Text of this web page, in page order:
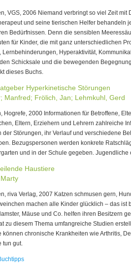
VGS, 2006 Niemand verbringt so viel Zeit
und seine tierischen Helfer behandeln
Bedürfnissen. Denn die sensiblen
für Kinder, die mit ganz unterschiedlichen
Lernbehinderungen, Hyperaktivität,
Schicksale und die bewegenden
dieses Buchs.
Hyperkinetische Störungen
Manfred; Frölich, Jan; Lehmkuhl, Gerd
Hogrefe, 2000 Informationen für Betroffene,
Eltern, Erziehern und Lehrern zahlreiche
der Störungen, ihr Verlauf und verschiedene
Bezugspersonen werden konkrete
und in der Schule gegeben.
Haustiere
riva Verlag, 2007 Katzen schmusen gern,
machen alle Kinder glücklich – das
Mäuse und Co. helfen ihren Besitzern
zu diesem Thema umfangreiche Studien
können chronische Krankheiten wie Arthritis,
tun gut.